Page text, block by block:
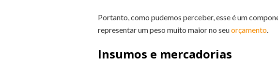
Portanto, como pudemos perceber, esse é um
representar um peso muito maior no seuorçamento
Insumos e mercadorias